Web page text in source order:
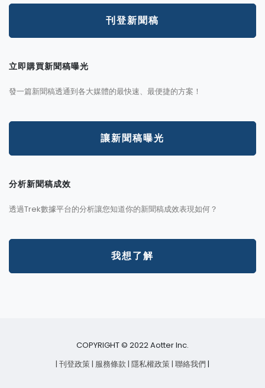
刊登新聞稿
立即購買新聞稿曝光
發一篇新聞稿透通到各大媒體的最快速、最便捷的方案！
讓新聞稿曝光
分析新聞稿成效
透過Trek數據平台的分析讓您知道你的新聞稿成效表現如何？
我想了解
COPYRIGHT © 2022 Aotter Inc.
| 刊登政策| 服務條款 | 隱私權政策| 聯絡我們 |